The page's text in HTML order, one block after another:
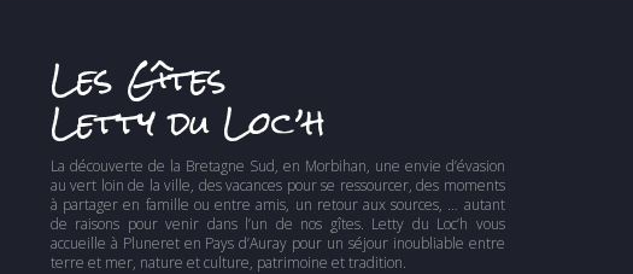
Les Gîtes
Letty du Loc’h
La découverte de la Bretagne Sud, en Morbihan, une envie d’évasion
au vert loin de la ville, des vacances pour se ressourcer, des moments
à partager en famille ou entre amis, un retour aux sources, … autant
de raisons pour venir dans l’un de nos gîtes. Letty du Loc’h vous
accueille à Pluneret en Pays d’Auray pour un séjour inoubliable entre
terre et mer, nature et culture, patrimoine et tradition.